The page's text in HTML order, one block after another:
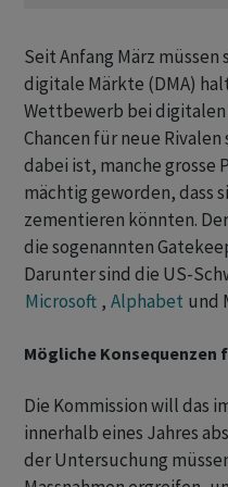
Seit Anfang März müssen
digitale Märkte (DMA)
Wettbewerb bei digitalen
Chancen für neue
dabei ist, manche
mächtig geworden, dass
zementieren könnten.
die sogenannten
Darunter sind die US-
Microsoft , Alphabet und
Mögliche Konsequenzen
Die Kommission will das
innerhalb eines Jahres
der Untersuchung